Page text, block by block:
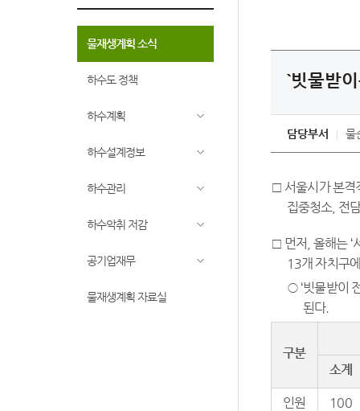
물재생계획 소식
하수도 정책
하수계획
하수설계정보
하수관리
하수악취 저감
공기업재무
물재생계획 자료실
`빗물받
담당부서 물
□ 서울시가 본격
집중청소, 전
□ 먼저, 올해는 ‘
13개 자치구
○ ‘빗물받이
된다.
구분
소계
인원 100